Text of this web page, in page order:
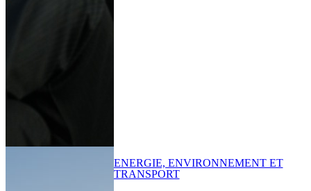
ENERGIE, ENVIRONNEMENT ET
TRANSPORT